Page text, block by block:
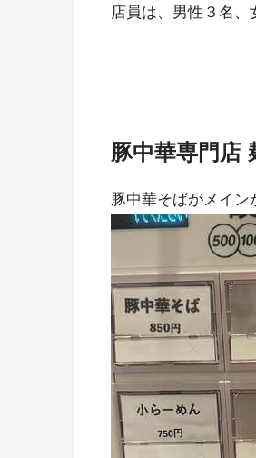
店員は、男性３名
豚中華専門店
豚中華そばがメイ